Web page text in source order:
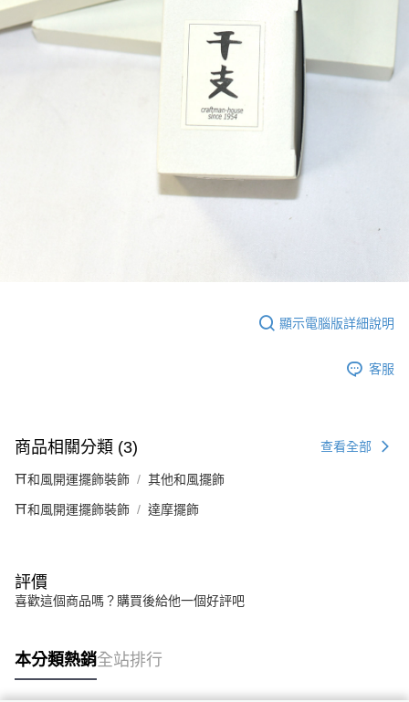
顯示電腦版詳細說明
客服
商品相關分類 (3) 查看全部
⛩️和風開運擺飾裝飾 其他和風擺飾
⛩️和風開運擺飾裝飾 達摩擺飾
評價
喜歡這個商品嗎？購買後給他一個好評吧
本分類熱銷全站排行